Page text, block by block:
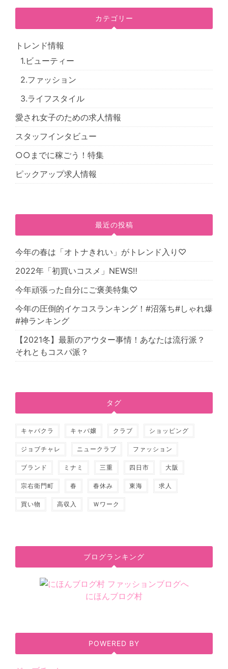
カテゴリー
トレンド情報
1.ビューティー
2.ファッション
3.ライフスタイル
愛され女子のための求人情報
スタッフインタビュー
○○までに稼ごう！特集
ピックアップ求人情報
最近の投稿
今年の春は「オトナきれい」がトレンド入り♡
2022年「初買いコスメ」NEWS‼
今年頑張った自分にご褒美特集♡
今年の圧倒的イケコスランキング！#沼落ち#しゃれ爆
#神ランキング
【2021冬】最新のアウター事情！あなたは流行派？
それともコスパ派？
タグ
キャバクラ キャバ嬢 クラブ ショッピング
ジョブチャレ ニュークラブ ファッション
ブランド ミナミ 三重 四日市 大阪
宗右衛門町 春 春休み 東海 求人
買い物 高収入 Ｗワーク
ブログランキング
にほんブログ村
POWERED BY